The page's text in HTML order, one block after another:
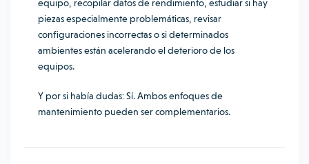
equipo, recopilar datos de rendimiento, estudiar si hay
piezas especialmente problemáticas, revisar
configuraciones incorrectas o si determinados
ambientes están acelerando el deterioro de los
equipos.
Y por si había dudas: Sí. Ambos enfoques de
mantenimiento pueden ser complementarios.